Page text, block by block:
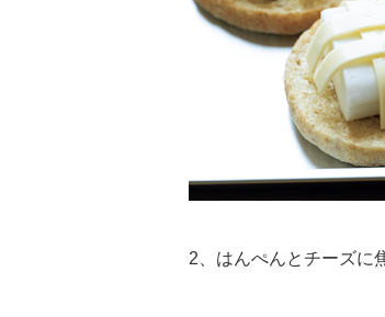
2、はんぺんとチーズに